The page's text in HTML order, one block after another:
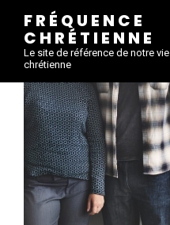
FRÉQUENCE
CHRÉTIENNE
Le site de référence de notre vie
chrétienne